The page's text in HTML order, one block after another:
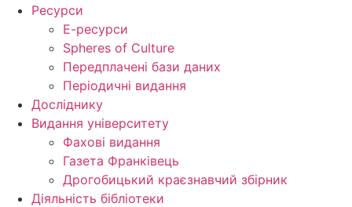
Ресурси
Е-ресурси
Spheres of Culture
Передплачені бази даних
Періодичні видання
Досліднику
Видання університету
Фахові видання
Газета Франківець
Дрогобицький краєзнавчий збірник
Діяльність бібліотеки